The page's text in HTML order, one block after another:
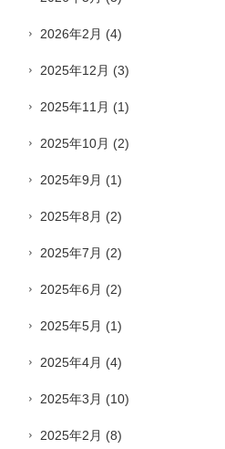
2026年2月 (4)
2025年12月 (3)
2025年11月 (1)
2025年10月 (2)
2025年9月 (1)
2025年8月 (2)
2025年7月 (2)
2025年6月 (2)
2025年5月 (1)
2025年4月 (4)
2025年3月 (10)
2025年2月 (8)